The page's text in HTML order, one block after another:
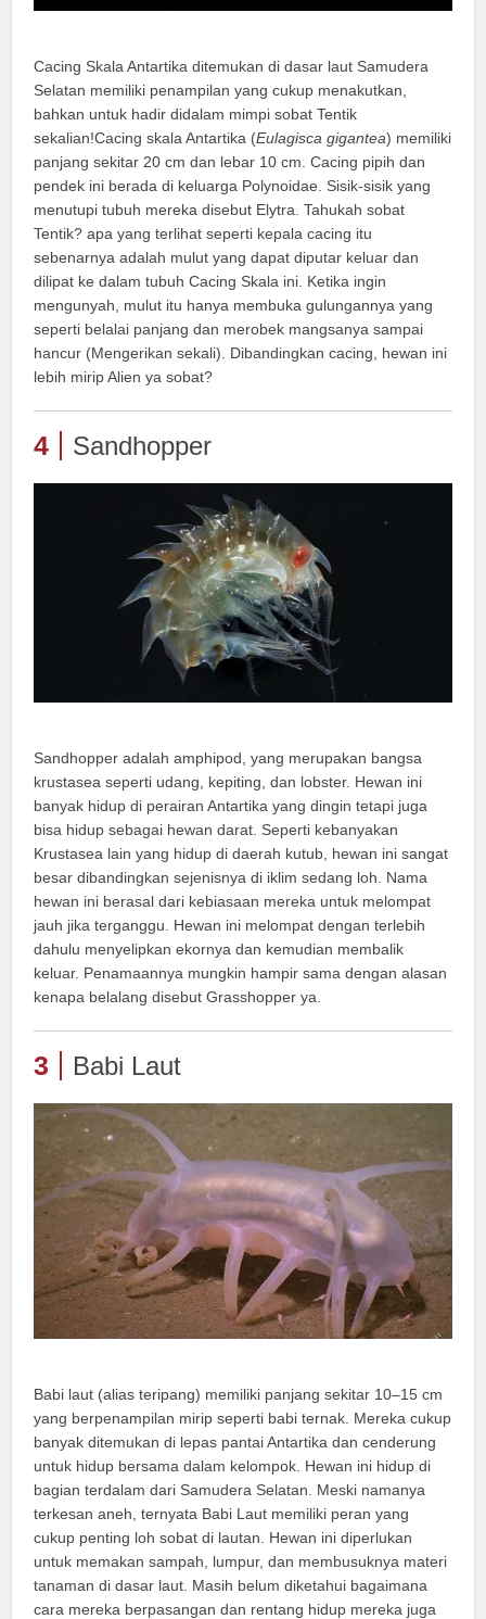
Cacing Skala Antartika ditemukan di dasar laut Samudera
Selatan memiliki penampilan yang cukup menakutkan,
bahkan untuk hadir didalam mimpi sobat Tentik
sekalian!Cacing skala Antartika (Eulagisca gigantea) memiliki
panjang sekitar 20 cm dan lebar 10 cm. Cacing pipih dan
pendek ini berada di keluarga Polynoidae. Sisik-sisik yang
menutupi tubuh mereka disebut Elytra. Tahukah sobat
Tentik? apa yang terlihat seperti kepala cacing itu
sebenarnya adalah mulut yang dapat diputar keluar dan
dilipat ke dalam tubuh Cacing Skala ini. Ketika ingin
mengunyah, mulut itu hanya membuka gulungannya yang
seperti belalai panjang dan merobek mangsanya sampai
hancur (Mengerikan sekali). Dibandingkan cacing, hewan ini
lebih mirip Alien ya sobat?
4 Sandhopper
Sandhopper adalah amphipod, yang merupakan bangsa
krustasea seperti udang, kepiting, dan lobster. Hewan ini
banyak hidup di perairan Antartika yang dingin tetapi juga
bisa hidup sebagai hewan darat. Seperti kebanyakan
Krustasea lain yang hidup di daerah kutub, hewan ini sangat
besar dibandingkan sejenisnya di iklim sedang loh. Nama
hewan ini berasal dari kebiasaan mereka untuk melompat
jauh jika terganggu. Hewan ini melompat dengan terlebih
dahulu menyelipkan ekornya dan kemudian membalik
keluar. Penamaannya mungkin hampir sama dengan alasan
kenapa belalang disebut Grasshopper ya.
3 Babi Laut
Babi laut (alias teripang) memiliki panjang sekitar 10–15 cm
yang berpenampilan mirip seperti babi ternak. Mereka cukup
banyak ditemukan di lepas pantai Antartika dan cenderung
untuk hidup bersama dalam kelompok. Hewan ini hidup di
bagian terdalam dari Samudera Selatan. Meski namanya
terkesan aneh, ternyata Babi Laut memiliki peran yang
cukup penting loh sobat di lautan. Hewan ini diperlukan
untuk memakan sampah, lumpur, dan membusuknya materi
tanaman di dasar laut. Masih belum diketahui bagaimana
cara mereka berpasangan dan rentang hidup mereka juga